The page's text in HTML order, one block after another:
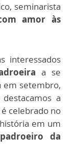
seminarista
amor às
interessados
a se
em setembro,
a
celebrado no
em um
da